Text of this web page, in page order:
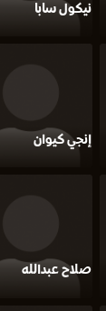
نيكول سابا
إنجي كيوان
صلاح عبدالله